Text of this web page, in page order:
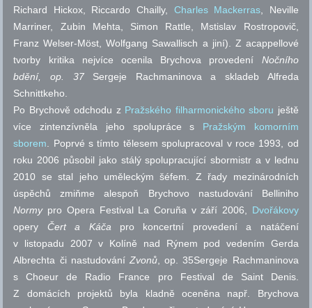
Richard Hickox, Riccardo Chailly, Charles Mackerras, Neville
Marriner, Zubin Mehta, Simon Rattle, Mstislav Rostropovič,
Franz Welser-Möst, Wolfgang Sawallisch a jiní). Z acappellové
tvorby kritika nejvíce ocenila Brychova provedení Nočního
bdění,op. 37 Sergeje Rachmaninova a skladeb Alfreda
Schnittkeho.
Po Brychově odchodu z Pražského filharmonického sboru ještě
více zintenzívněla jeho spolupráce s Pražským komorním
sborem. Poprvé s tímto tělesem spolupracoval v roce 1993, od
roku 2006 působil jako stálý spolupracující sbormistr a v lednu
2010 se stal jeho uměleckým šéfem. Z řady mezinárodních
úspěchů zmiňme alespoň Brychovo nastudování Belliniho
Normy pro Opera Festival La Coruña v září 2006, Dvořákovy
opery Čert a Káčapro koncertní provedení a natáčení
v listopadu 2007 v Kolíně nad Rýnem pod vedením Gerda
Albrechta či nastudování Zvonů,op. 35Sergeje Rachmaninova
s Choeur de Radio France pro Festival de Saint Denis.
Z domácích projektů byla kladně oceněna např. Brychova